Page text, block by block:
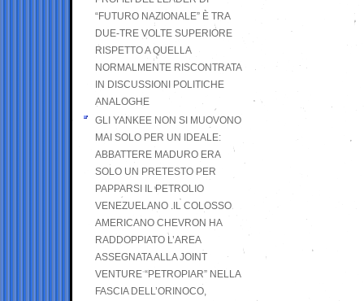
“FUTURO NAZIONALE” È TRA
DUE-TRE VOLTE SUPERIORE
RISPETTO A QUELLA
NORMALMENTE RISCONTRATA
IN DISCUSSIONI POLITICHE
ANALOGHE
GLI YANKEE NON SI MUOVONO
MAI SOLO PER UN IDEALE:
ABBATTERE MADURO ERA
SOLO UN PRETESTO PER
PAPPARSI IL PETROLIO
VENEZUELANO .IL COLOSSO
AMERICANO CHEVRON HA
RADDOPPIATO L’AREA
ASSEGNATA ALLA JOINT
VENTURE “PETROPIAR” NELLA
FASCIA DELL’ORINOCO,